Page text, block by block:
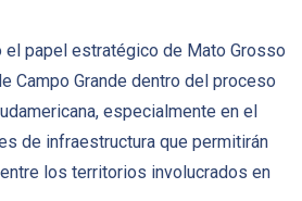
papel estratégico de Mato Grosso
Campo Grande dentro del proceso
especialmente en el
de infraestructura que permitirán
los territorios involucrados en